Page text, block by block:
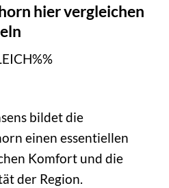
hier vergleichen
bildet die
einen essentiellen
Komfort und die
der Region.